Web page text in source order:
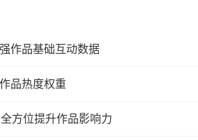
作品基础互动数据
品热度权重
方位提升作品影响力